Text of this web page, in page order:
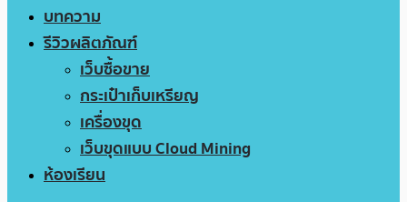
บทความ
รีวิวผลิตภัณฑ์
เว็บซื้อขาย
กระเป๋าเก็บเหรียญ
เครื่องขุด
เว็บขุดแบบ Cloud Mining
ห้องเรียน